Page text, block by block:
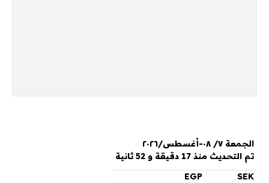
الجمعة ٧/ ٠٨-أغسطس/٢٠٢٦
تم التحديث منذ 17 دقيقة و 52 ثانية
SEK
EGP